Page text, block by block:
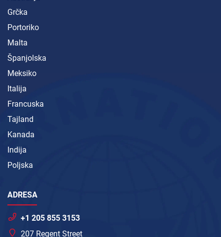
Grčka
Portoriko
Malta
Španjolska
Meksiko
Italija
Francuska
Tajland
Kanada
Indija
Poljska
ADRESA
+1 205 855 3153
207 Regent Street